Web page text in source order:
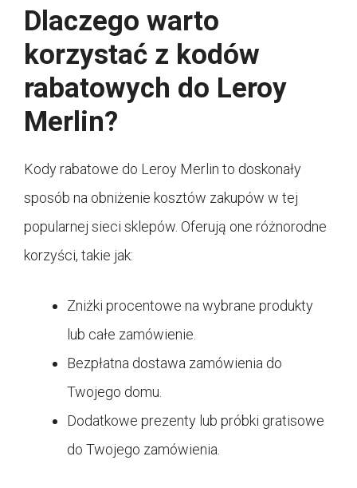
Dlaczego warto
korzystać z kodów
rabatowych do Leroy
Merlin?
Kody rabatowe do Leroy Merlin to doskonały
sposób na obniżenie kosztów zakupów w tej
popularnej sieci sklepów. Oferują one różnorodne
korzyści, takie jak:
Zniżki procentowe na wybrane produkty
lub całe zamówienie.
Bezpłatna dostawa zamówienia do
Twojego domu.
Dodatkowe prezenty lub próbki gratisowe
do Twojego zamówienia.